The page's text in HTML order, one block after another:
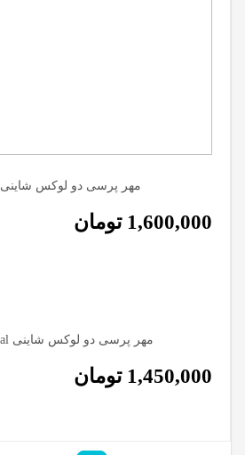
مهر پرسی دو لوکس شاینی EG-Gold
1,600,000 تومان
مهر پرسی دو لوکس شاینی EG-GunMetal
1,450,000 تومان